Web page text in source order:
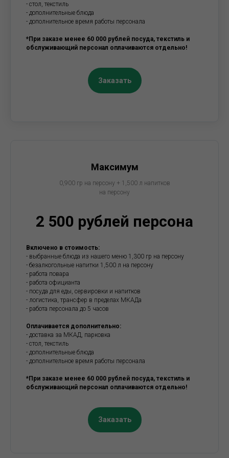
- стол, текстиль
- дополнительные блюда
- дополнительное время работы персонала
*При заказе менее 60 000 рублей посуда, текстиль и
обслуживающий персонал оплачиваются отдельно!
Заказать
Максимум
0,900 гр на персону + 1,500 л напитков
на персону
2 500 рублей персона
Включено в стоимость:
- выбранные блюда из нашего меню 1,300 гр на персону
- безалкогольные напитки 1,500 л на персону
- работа повара
- работа официанта
- посуда для еды, сервировки и напитков
- логистика, трансфер в пределах МКАДа
- работа персонала до 5 часов
Оплачивается дополнительно:
- доставка за МКАД, парковка
- стол, текстиль
- дополнительные блюда
- дополнительное время работы персонала
*При заказе менее 60 000 рублей посуда, текстиль и
обслуживающий персонал оплачиваются отдельно!
Заказать